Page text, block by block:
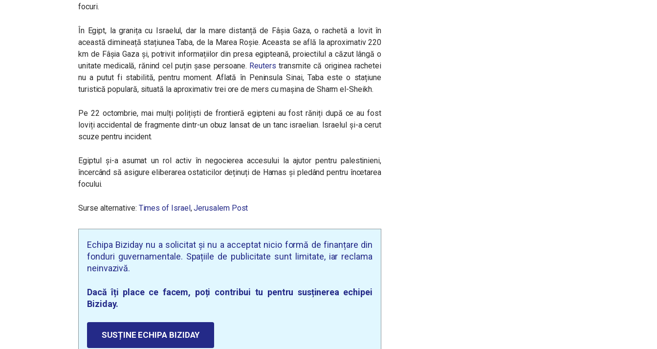
focuri.
În Egipt, la granița cu Israelul, dar la mare distanță de Fâșia Gaza, o rachetă a lovit în
această dimineață stațiunea Taba, de la Marea Roșie. Aceasta se află la aproximativ 220
km de Fâșia Gaza și, potrivit informațiilor din presa egipteană, proiectilul a căzut lângă o
unitate medicală, rănind cel puțin șase persoane. Reuters transmite că originea rachetei
nu a putut fi stabilită, pentru moment. Aflată în Peninsula Sinai, Taba este o stațiune
turistică populară, situată la aproximativ trei ore de mers cu mașina de Sharm el-Sheikh.
Pe 22 octombrie, mai mulți polițiști de frontieră egipteni au fost răniți după ce au fost
loviți accidental de fragmente dintr-un obuz lansat de un tanc israelian. Israelul și-a cerut
scuze pentru incident.
Egiptul și-a asumat un rol activ în negocierea accesului la ajutor pentru palestinieni,
încercând să asigure eliberarea ostaticilor deținuți de Hamas și pledând pentru încetarea
focului.
Surse alternative: Times of Israel,Jerusalem Post
Echipa Biziday nu a solicitat și nu a acceptat nicio formă de finanțare din
fonduri guvernamentale. Spațiile de publicitate sunt limitate, iar reclama
neinvazivă.
Dacă îți place ce facem, poți contribui tu pentru susținerea echipei
Biziday.
SUSȚINE ECHIPA BIZIDAY